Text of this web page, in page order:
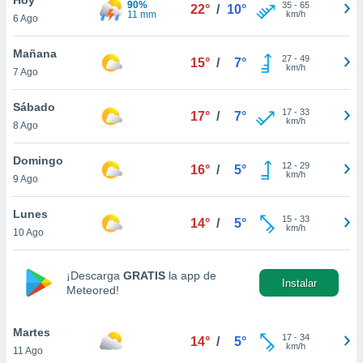
y
en
más
de
cookies
aceptar
6 Ago
90%
11 mm
22° / 10° 35- 65
km/h
Mañana
7 Ago
15° / 7° 27- 49
km/h
Sábado
8 Ago
17° / 7° 17- 33
km/h
Domingo
9 Ago
16° / 5° 12- 29
km/h
Lunes
10 Ago
14° / 5° 15- 33
km/h
¡Descarga GRATIS la app de
Meteored!
Instalar
Martes
11 Ago
14° / 5° 17- 34
km/h